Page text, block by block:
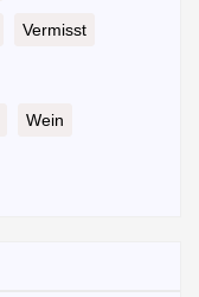
Vermisst
Wein